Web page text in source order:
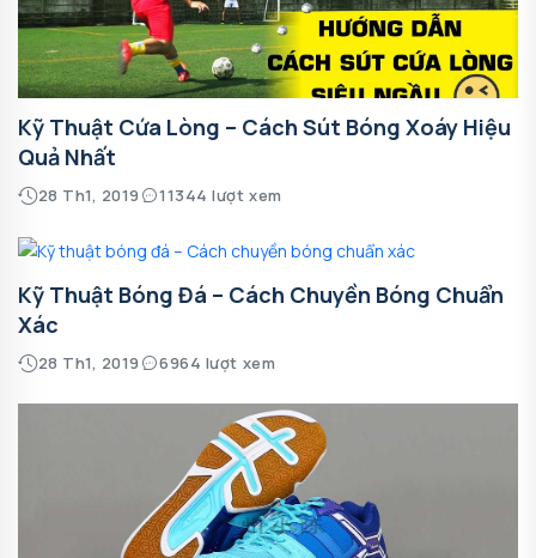
Kỹ Thuật Cứa Lòng – Cách Sút Bóng Xoáy Hiệu
Quả Nhất
28 Th1, 2019 11344 lượt xem
Kỹ Thuật Bóng Đá – Cách Chuyền Bóng Chuẩn
Xác
28 Th1, 2019 6964 lượt xem